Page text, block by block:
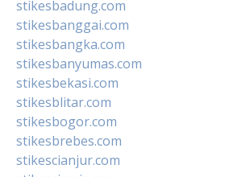
stikesbadung.com
stikesbanggai.com
stikesbangka.com
stikesbanyumas.com
stikesbekasi.com
stikesblitar.com
stikesbogor.com
stikesbrebes.com
stikescianjur.com